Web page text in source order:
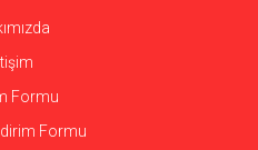
Formu
Formu